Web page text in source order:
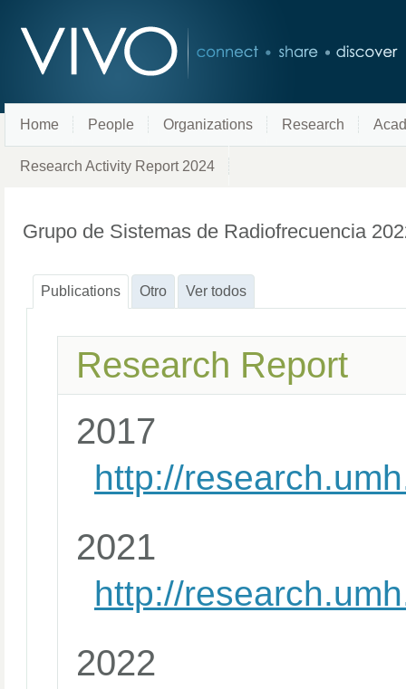
Home People Organizations Research
Research Activity Report 2024
Grupo de Sistemas de Radiofrecuencia
Publications Otro Ver todos
Research Report
2017
http://
2021
http://
2022